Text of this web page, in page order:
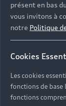
présent en bas
vous invitons à
notre Politique
Cookies
Les cookies
fonctions de
fonctions